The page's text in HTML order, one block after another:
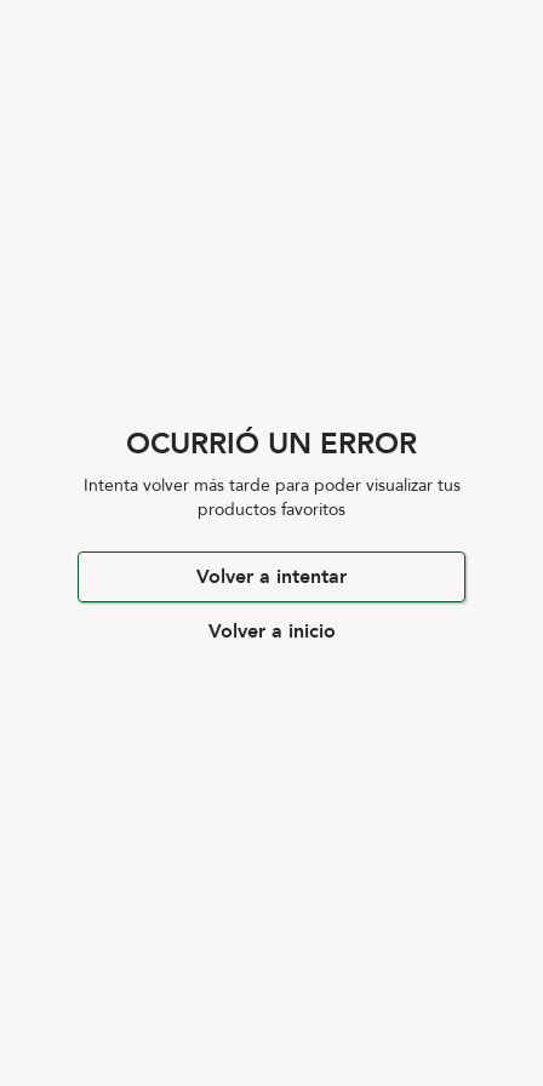
OCURRIÓ UN ERROR
Intenta volver más tarde para poder visualizar tus
productos favoritos
Volver a intentar
Volver a inicio